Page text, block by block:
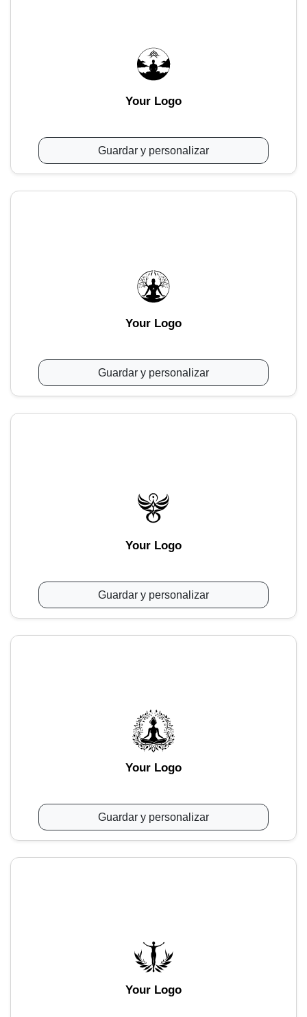
Your Logo
Guardar y personalizar
Your Logo
Guardar y personalizar
Your Logo
Guardar y personalizar
Your Logo
Guardar y personalizar
Your Logo